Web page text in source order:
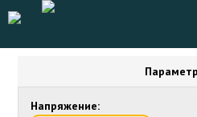
Напряжение: